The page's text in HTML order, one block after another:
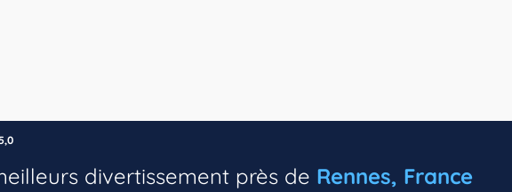
divertissement près de Rennes, France